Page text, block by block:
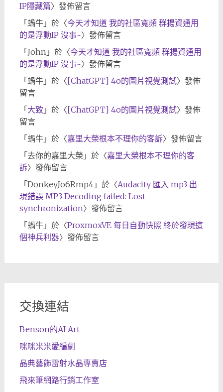
IP隱藏篇〉發佈留言
「蝸牛」於〈今天才知道 我的社區寬頻 群揚資通用
的是浮動IP 沒事~〉發佈留言
「John 」於〈今天才知道 我的社區寬頻 群揚資通用
的是浮動IP 沒事~〉發佈留言
「蝸牛」於〈[ChatGPT] 4o的圖片視覺測試〉發佈
留言
「大致 」於〈[ChatGPT] 4o的圖片視覺測試〉發佈
留言
「蝸牛」於〈嘉里大榮根本不理你的客訴〉發佈留言
「去你的嘉里大榮 」於〈嘉里大榮根本不理你的客
訴〉發佈留言
「DonkeyJo6Rmp4」於〈Audacity 匯入 mp3 出
現錯誤 MP3 Decoding failed: Lost
synchronization〉發佈留言
「蝸牛」於〈ProxmoxVE 每日自動快照 終於發現這
個神兵利器〉發佈留言
交換連結
Benson的AI Art
咪咪米米愛編劇
晶典藝飾雷射水晶專賣店
飛來筆網路行銷工作室